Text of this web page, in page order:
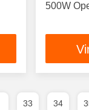
500W
33 34